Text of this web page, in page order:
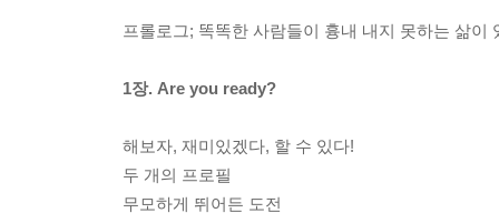
프롤로그; 똑똑한 사람들이 흉내 내지 못하는 삶이
1장. Are you ready?
해보자, 재미있겠다, 할 수 있다!
두 개의 프로필
무모하게 뛰어든 도전